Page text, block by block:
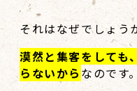
それはなぜでしょう
漠然と集客をしても
らないから なのです